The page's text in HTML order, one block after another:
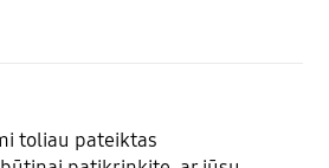
toliau pateiktas